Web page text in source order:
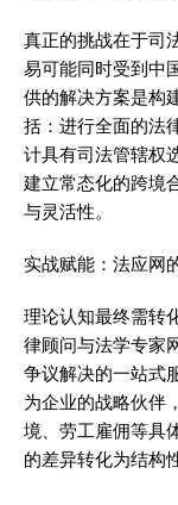
真正的挑战在于司
易可能同时受到中
供的解决方案是构
括：进行全面的法
计具有司法管辖权
建立常态化的跨境
与灵活性。
实战赋能：法应网
理论认知最终需转
律顾问与法学专家
争议解决的一站式
为企业的战略伙伴
境、劳工雇佣等具
的差异转化为结构